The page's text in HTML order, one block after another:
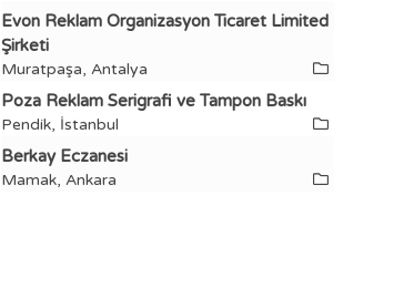
Evon Reklam Organizasyon Ticaret Limited
Şirketi
Muratpaşa, Antalya
Poza Reklam Serigrafi ve Tampon Baskı
Pendik, İstanbul
Berkay Eczanesi
Mamak, Ankara